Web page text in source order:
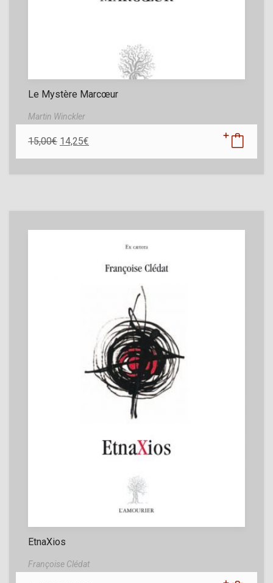
Le Mystère Marcœur
Martin Winckler
15,00€ 14,25€
EtnaXios
Françoise Clédat